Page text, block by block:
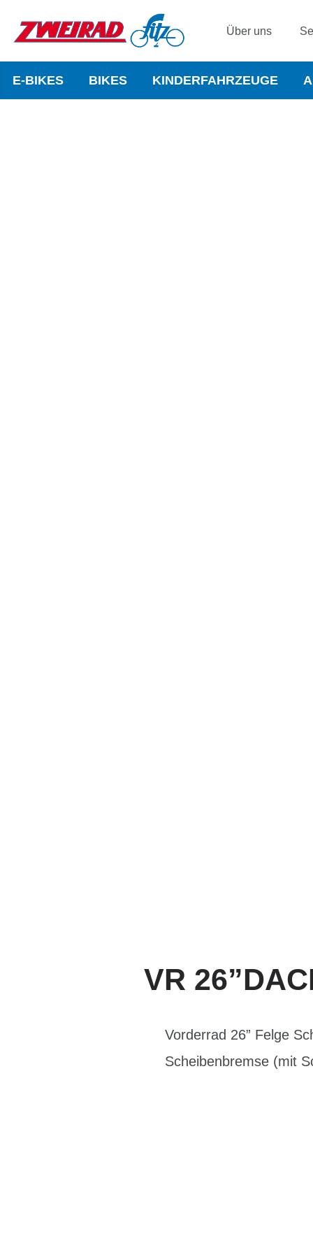
Über uns
E-BIKES BIKES KINDERFAHRZEUGE
VR
Vorderrad 26” Felge
Scheibenbremse (mit